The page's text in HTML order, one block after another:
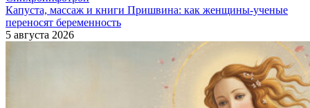
Капуста, массаж и книги Пришвина: как женщины-ученые
переносят беременность
5 августа 2026